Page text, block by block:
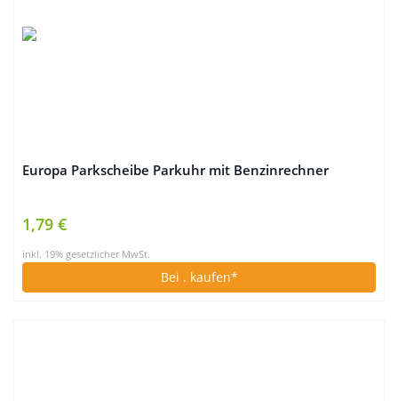
Europa Parkscheibe Parkuhr mit Benzinrechner
1,79 €
inkl. 19% gesetzlicher MwSt.
Bei . kaufen*